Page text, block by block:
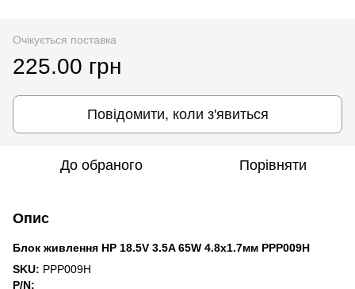
Очікується поставка
225.00 грн
Повідомити, коли з'явиться
До обраного Порівняти
Опис
Блок живлення HP 18.5V 3.5A 65W 4.8x1.7мм PPP009H
SKU: PPP009H
P/N: